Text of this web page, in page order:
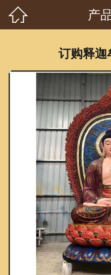
 产
订购释迦